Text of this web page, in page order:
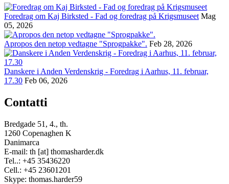
Foredrag om Kaj Birksted - Fad og foredrag på Krigsmuseet Mag
05, 2026
Apropos den netop vedtagne "Sprogpakke". Feb 28, 2026
Danskere i Anden Verdenskrig - Foredrag i Aarhus, 11. februar,
17.30 Feb 06, 2026
Contatti
Bredgade 51, 4., th.
1260 Copenaghen K
Danimarca
E-mail: th [at] thomasharder.dk
Tel..: +45 35436220
Cell.: +45 23601201
Skype: thomas.harder59